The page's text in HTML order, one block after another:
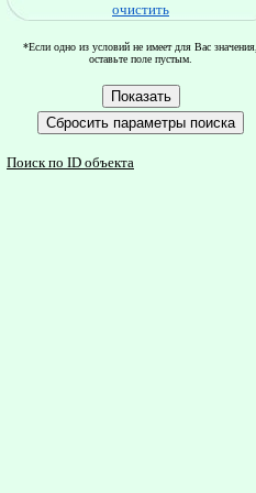
очистить
*Если одно из условий не имеет для Вас значения,
оставьте поле пустым.
Поиск по ID объекта